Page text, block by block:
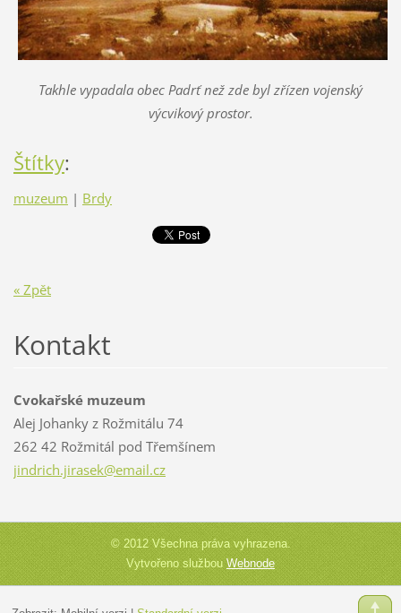
Takhle vypadala obec Padrť než zde byl zřízen vojenský
výcvikový prostor.
Štítky:
muzeum | Brdy
« Zpět
Kontakt
Cvokařské muzeum
Alej Johanky z Rožmitálu 74
262 42 Rožmitál pod Třemšínem
jindrich.jirasek@email.cz
© 2012 Všechna práva vyhrazena.
Vytvořeno službouWebnode